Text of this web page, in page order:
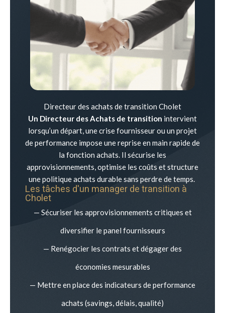
Directeur des achats de transition Cholet
Un Directeur des Achats de transition intervient
lorsqu’un départ, une crise fournisseur ou un projet
de performance impose une reprise en main rapide de
la fonction achats. Il sécurise les
approvisionnements, optimise les coûts et structure
une politique achats durable sans perdre de temps.
Les tâches d'un manager de transition à
Cholet
— Sécuriser les approvisionnements critiques et
diversifier le panel fournisseurs
— Renégocier les contrats et dégager des
économies mesurables
— Mettre en place des indicateurs de performance
achats (savings, délais, qualité)